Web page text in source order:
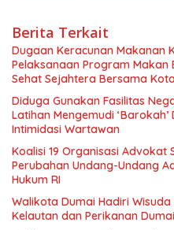
Berita Terkait
Dugaan Keracunan Makanan
Pelaksanaan Program Makan
Sehat Sejahtera Bersama
Diduga Gunakan Fasilitas
Latihan Mengemudi
Intimidasi Wartawan
Koalisi 19 Organisasi Advokat
Perubahan Undang-Undang
Hukum RI
Walikota Dumai Hadiri
Kelautan dan Perikanan Dumai